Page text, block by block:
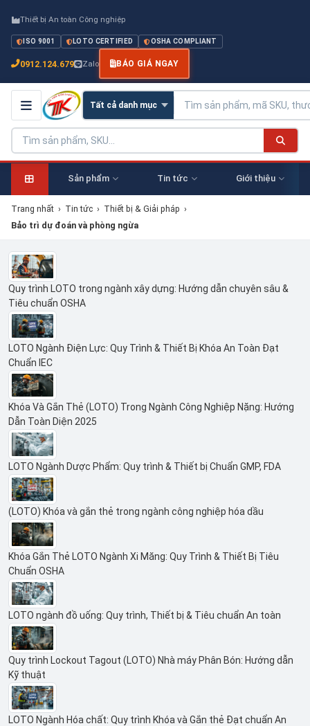
Thiết bị An toàn Công nghiệp
ISO 9001 LOTO CERTIFIED OSHA COMPLIANT
0912.124.679 Zalo BÁO GIÁ NGAY
Sản phẩm Tin tức Giới thiệu
Trang nhất › Tin tức › Thiết bị & Giải pháp ›
Bảo trì dự đoán và phòng ngừa
Quy trình LOTO trong ngành xây dựng: Hướng dẫn chuyên sâu &
Tiêu chuẩn OSHA
LOTO Ngành Điện Lực: Quy Trình & Thiết Bị Khóa An Toàn Đạt
Chuẩn IEC
Khóa Và Gắn Thẻ (LOTO) Trong Ngành Công Nghiệp Nặng: Hướng
Dẫn Toàn Diện 2025
LOTO Ngành Dược Phẩm: Quy trình & Thiết bị Chuẩn GMP, FDA
(LOTO) Khóa và gắn thẻ trong ngành công nghiệp hóa dầu
Khóa Gắn Thẻ LOTO Ngành Xi Măng: Quy Trình & Thiết Bị Tiêu
Chuẩn OSHA
LOTO ngành đồ uống: Quy trình, Thiết bị & Tiêu chuẩn An toàn
Quy trình Lockout Tagout (LOTO) Nhà máy Phân Bón: Hướng dẫn
Kỹ thuật
LOTO Ngành Hóa chất: Quy trình Khóa và Gắn thẻ Đạt chuẩn An